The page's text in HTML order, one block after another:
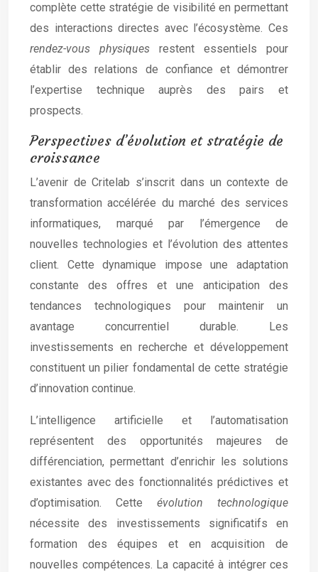
complète cette stratégie de visibilité en permettant
des interactions directes avec l’écosystème. Ces
rendez-vous physiques restent essentiels pour
établir des relations de confiance et démontrer
l’expertise technique auprès des pairs et
prospects.
Perspectives d’évolution et stratégie de
croissance
L’avenir de Critelab s’inscrit dans un contexte de
transformation accélérée du marché des services
informatiques, marqué par l’émergence de
nouvelles technologies et l’évolution des attentes
client. Cette dynamique impose une adaptation
constante des offres et une anticipation des
tendances technologiques pour maintenir un
avantage concurrentiel durable. Les
investissements en recherche et développement
constituent un pilier fondamental de cette stratégie
d’innovation continue.
L’intelligence artificielle et l’automatisation
représentent des opportunités majeures de
différenciation, permettant d’enrichir les solutions
existantes avec des fonctionnalités prédictives et
d’optimisation. Cette évolution technologique
nécessite des investissements significatifs en
formation des équipes et en acquisition de
nouvelles compétences. La capacité à intégrer ces